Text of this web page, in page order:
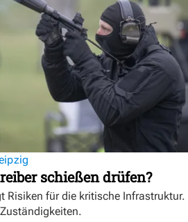
schießen drüfen?
Risiken für die kritische Infrastruktur.